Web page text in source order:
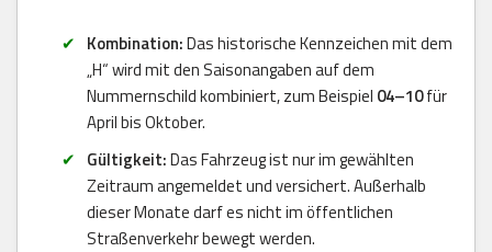
Kombination:Das historische Kennzeichen mit dem
„H“ wird mit den Saisonangaben auf dem
Nummernschild kombiniert, zum Beispiel 04–10für
April bis Oktober.
Gültigkeit:Das Fahrzeug ist nur im gewählten
Zeitraum angemeldet und versichert. Außerhalb
dieser Monate darf es nicht im öffentlichen
Straßenverkehr bewegt werden.